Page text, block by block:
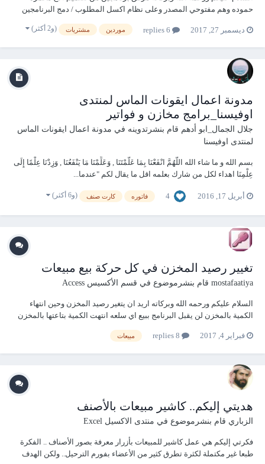
حموده وهم مفتوحي المصدر وعلى نظام اكسل المطلوب / دمج البرنامجين
ديسمبر 27, 2017
موردين مشتريات (و2 أكثر)
مدونة اعمال ايقونات الماس لمنتدى
اوفيسنا_برامج مخازن و فواتير
جلال الجمال_ابو أدهم قام بنشرتدوينه في مدونة اعمال ايقونات الماس
لمنتدى اوفيسنا
بسم الله و ما شاء الله اللَّهُمَّ انْفَعْنَا بِمَا عَلَّمْتَنَا , وَعَلِّمْنَا مَا يَنْفَعُنَا , وَزِدْنَا عِلْمًا إِلَى
عِلْمِنَا اهداء لكل من شارك بعلمه اقل ما يقال لكم "عندما...
أبريل 17, 2016 4 فاتوره كارت صنف (و6 أكثر)
تغيير رصيد المخزن في كل حركة بيع مبيعات
mostafaatiya قام بنشرموضوع في قسم الأكسيس Access
السلام عليكم ورحمه الله وبركاته اريد ان يتغير رصيد المخزن وحين انتهاء
الكمية بالمخزن لن يقبل البرنامج ببيع اي سلعه انتهت الكمية بتاعتها بالمخزن
يظهر معي الرصيد القديم يعني مثلا قمت بحركة بيع لسلعه وكان بالمخزن 2...
فبراير 4, 2017 مبيعات
هديتي إليكم.. كاشير مبيعات بالأصنف
الزباري قام بنشرموضوع في منتدى الاكسيل Excel
فكرتي إليكم هي عمل كاشير للمبيعات بأزرار معرفة بصور الأصناف .. الفكرة
طبعا غير مكتملة لكثرة تطرق كثير من الأعضاء بفورم الترحيل.. ولكن الهدف